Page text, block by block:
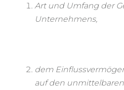
Art und Umfang der
Unternehmens,
dem
auf den